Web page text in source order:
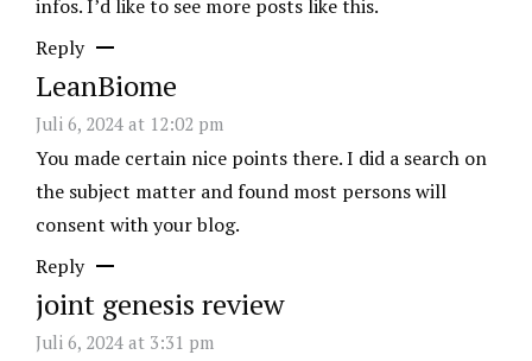
infos. I’d like to see more posts like this.
Reply
LeanBiome
Juli 6, 2024 at 12:02 pm
You made certain nice points there. I did a search on
the subject matter and found most persons will
consent with your blog.
Reply
joint genesis review
Juli 6, 2024 at 3:31 pm